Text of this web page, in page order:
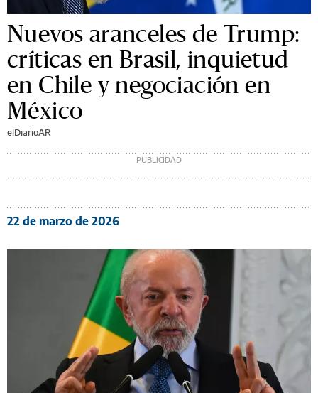
Nuevos aranceles de Trump:
críticas en Brasil, inquietud
en Chile y negociación en
México
elDiarioAR
22 de marzo de 2026